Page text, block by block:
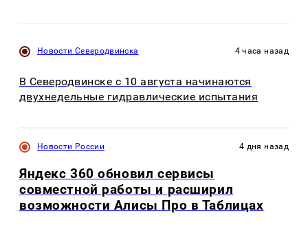
Новости Северодвинска 4 часа назад
В Северодвинске с 10 августа начинаются
двухнедельные гидравлические испытания
Новости России 4 дня назад
Яндекс 360 обновил сервисы
совместной работы и расширил
возможности Алисы Про в Таблицах